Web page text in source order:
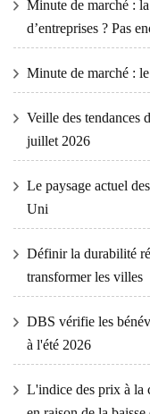
Minute de marché :
d’entreprises ? Pas
Minute de marché :
Veille des tendances
juillet 2026
Le paysage actuel
Uni
Définir la durabilité
transformer les villes
DBS vérifie les
à l'été 2026
L'indice des prix à la